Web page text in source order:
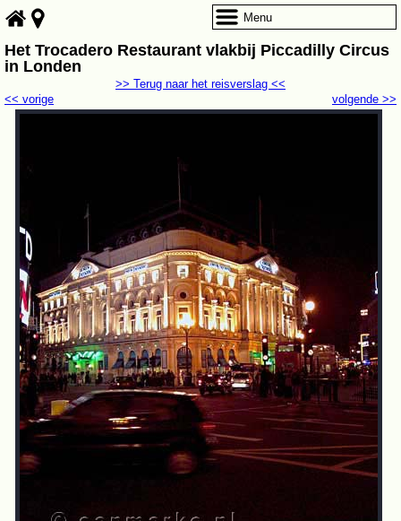
Het Trocadero Restaurant vlakbij Piccadilly Circus
in Londen
volgende >>
<< vorige
>> Terug naar het reisverslag <<
Menu